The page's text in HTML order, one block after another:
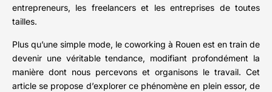
entrepreneurs, les freelancers et les entreprises de toutes
tailles.
Plus qu’une simple mode, le coworking à Rouen est en train de
devenir une véritable tendance, modifiant profondément la
manière dont nous percevons et organisons le travail. Cet
article se propose d’explorer ce phénomène en plein essor, de